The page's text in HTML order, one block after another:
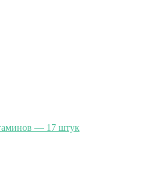
— 17 штук